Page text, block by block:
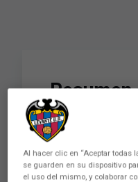
Resumen
Madrid
Levante
(jornada
Al hacer clic en “Aceptar todas
se guarden en su dispositivo
el uso del mismo, y colaborar